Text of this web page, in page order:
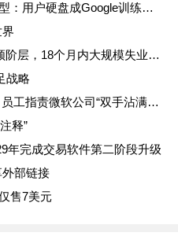
Chrome被指"偷跑"4GB AI模型：用户硬盘成Google训练场？
科技巨头预言：AI将血洗白领阶层，18个月内大规模失业来袭
战略
微软 50 周年活动突现抗议：员工指责微软公司“双手沾满鲜血”
释”
年完成交易软件第二阶段升级
部链接
售7美元